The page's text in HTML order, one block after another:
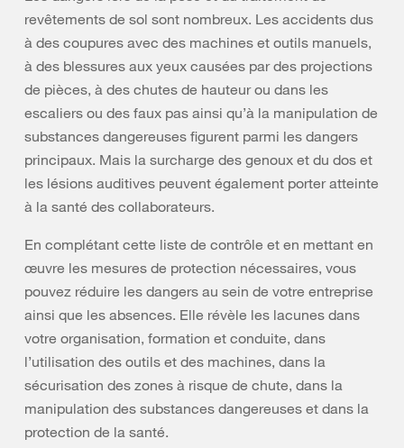
revêtements de sol sont nombreux. Les accidents dus
à des coupures avec des machines et outils manuels,
à des blessures aux yeux causées par des projections
de pièces, à des chutes de hauteur ou dans les
escaliers ou des faux pas ainsi qu’à la manipulation de
substances dangereuses figurent parmi les dangers
principaux. Mais la surcharge des genoux et du dos et
les lésions auditives peuvent également porter atteinte
à la santé des collaborateurs.
En complétant cette liste de contrôle et en mettant en
œuvre les mesures de protection nécessaires, vous
pouvez réduire les dangers au sein de votre entreprise
ainsi que les absences. Elle révèle les lacunes dans
votre organisation, formation et conduite, dans
l’utilisation des outils et des machines, dans la
sécurisation des zones à risque de chute, dans la
manipulation des substances dangereuses et dans la
protection de la santé.